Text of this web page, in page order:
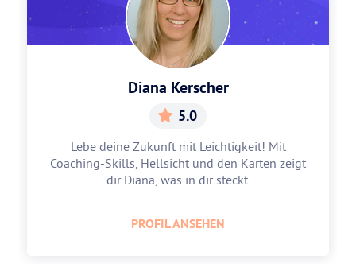
Diana Kerscher
5.0
Lebe deine Zukunft mit Leichtigkeit! Mit
Coaching-Skills, Hellsicht und den Karten zeigt
dir Diana, was in dir steckt.
PROFIL ANSEHEN